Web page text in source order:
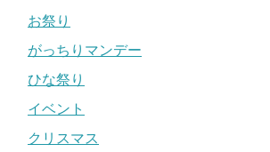
お祭り
がっちりマンデー
ひな祭り
イベント
クリスマス